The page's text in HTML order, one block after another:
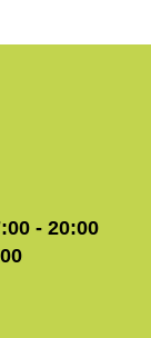
- 20:00